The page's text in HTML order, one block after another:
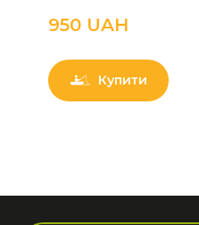
950 UAН
Купити